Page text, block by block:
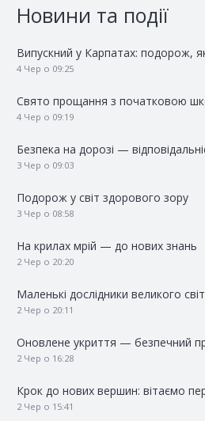
Новини та події
Випускний у Карпатах: подорож,
4 Чер о 09:25
Свято прощання з початковою
4 Чер о 09:19
Безпека на дорозі —
3 Чер о 09:03
Подорож у світ здорового зору
3 Чер о 08:58
На крилах мрій — до нових знань
2 Чер о 20:20
Маленькі дослідники великого
2 Чер о 20:11
Оновлене укриття — безпечний
2 Чер о 16:28
Крок до нових вершин: вітаємо
2 Чер о 15:41